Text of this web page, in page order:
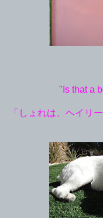
"Is that a
「しょれは、ヘイリ